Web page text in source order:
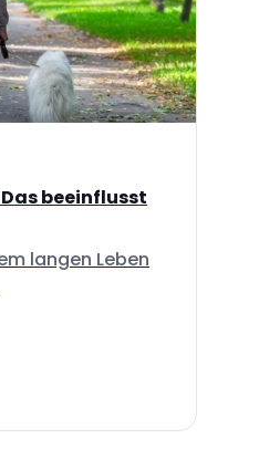
beeinflusst
langen Leben